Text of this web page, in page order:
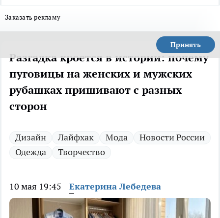
Заказать рекламу
Принять
Разгадка кроется в истории: почему
пуговицы на женских и мужских
рубашках пришивают с разных
сторон
Дизайн Лайфхак Мода
Новости России
Одежда
Творчество
10 мая 19:45 Екатерина Лебедева